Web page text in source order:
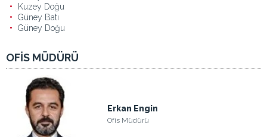
Kuzey Doğu
Güney Batı
Güney Doğu
OFİS MÜDÜRÜ
Erkan Engin
Ofis Müdürü